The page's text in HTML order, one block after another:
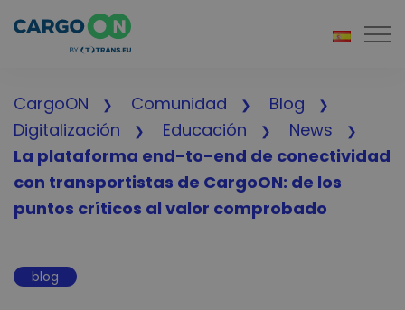
CargoON Comunidad
Blog
Digitalización
Educación
News
La plataforma end-to-end de conectividad
con transportistas de CargoON: de los
puntos críticos al valor comprobado
blog